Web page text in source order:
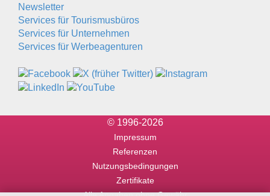
Newsletter
Services für Tourismusbüros
Services für Unternehmen
Services für Werbeagenturen
© 1996-2026
Impressum
Referenzen
Nutzungsbedingungen
Zertifikate